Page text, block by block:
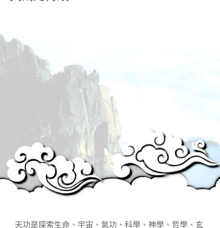
天功是探索生命、宇宙、氣功、科學、神學、哲學、玄